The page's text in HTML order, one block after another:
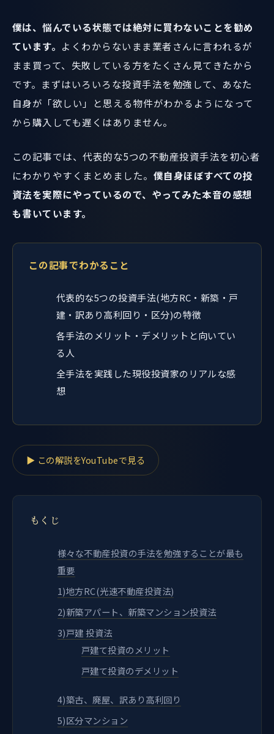
僕は、悩んでいる状態では絶対に買わないことを勧め
ています。 よくわからないまま業者さんに言われるが
まま買って、失敗している方をたくさん見てきたから
です。まずはいろいろな投資手法を勉強して、あなた
自身が「欲しい」と思える物件がわかるようになって
から購入しても遅くはありません。
この記事では、代表的な5つの不動産投資手法を初心者
にわかりやすくまとめました。 僕自身ほぼすべての投
資法を実際にやっているので、やってみた本音の感想
も書いています。
この記事でわかること
代表的な5つの投資手法(地方RC・新築・戸
建・訳あり高利回り・区分)の特徴
各手法のメリット・デメリットと向いてい
る人
全手法を実践した現役投資家のリアルな感
想
▶ この解説をYouTubeで見る
もくじ
様々な不動産投資の手法を勉強することが最も
重要
1)地方RC(光速不動産投資法)
2)新築アパート、新築マンション投資法
3)戸建 投資法
戸建て投資のメリット
戸建て投資のデメリット
4)築古、廃屋、訳あり高利回り
5)区分マンション